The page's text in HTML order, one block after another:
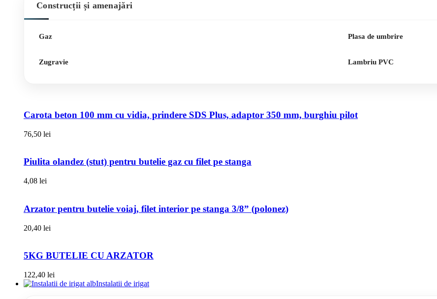
Construcții și amenajări
Gaz
Zugravie
Plasa de umbrire
Lambriu PVC
Carota beton 100 mm cu vidia, prindere SDS Plus, adaptor 350 mm, burghiu pilot
76,50 lei
Piulita olandez (stut) pentru butelie gaz cu filet pe stanga
4,08 lei
Arzator pentru butelie voiaj, filet interior pe stanga 3/8” (polonez)
20,40 lei
5KG BUTELIE CU ARZATOR
122,40 lei
Instalatii de irigat